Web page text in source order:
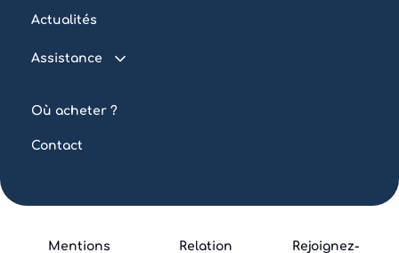
Automatisation
Piscine collective
Actualités
Assistance
Où acheter ?
Contact
Mentions Relation Rejoignez-